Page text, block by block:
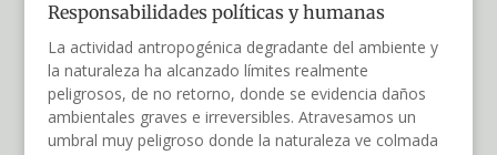
Responsabilidades políticas y humanas
La actividad antropogénica degradante del ambiente y
la naturaleza ha alcanzado límites realmente
peligrosos, de no retorno, donde se evidencia daños
ambientales graves e irreversibles. Atravesamos un
umbral muy peligroso donde la naturaleza ve colmada